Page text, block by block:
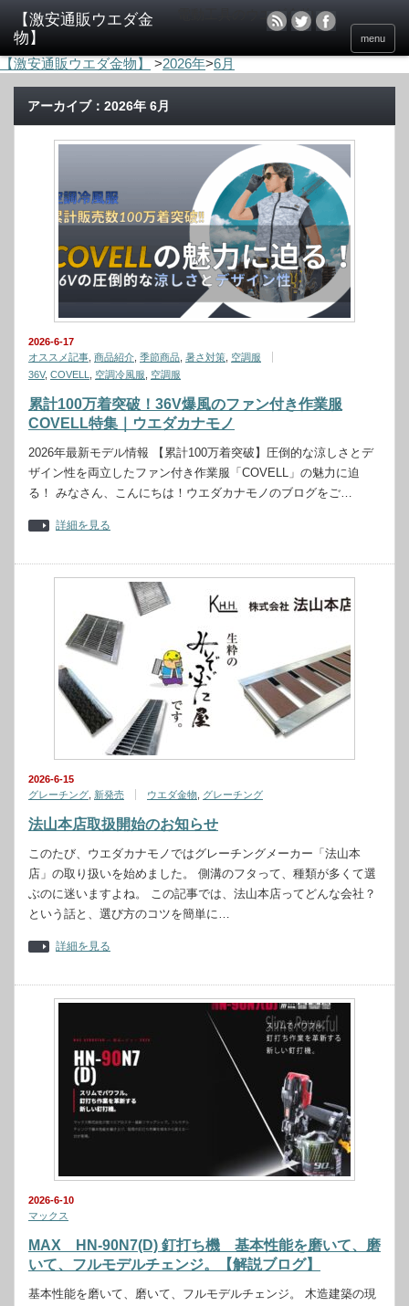
電動工具のウエダ金物
menu
【激安通販ウエダ金物】 >2026年>6月
アーカイブ：2026年 6月
2026-6-17
オススメ記事 商品紹介 季節商品 暑さ対策 空調服
36V, COVELL 空調冷風服 空調服
累計100万着突破！36V爆風のファン付き作業服
COVELL特集｜ウエダカナモノ
2026年最新モデル情報 【累計100万着突破】圧倒的な涼しさとデ
ザイン性を両立したファン付き作業服「COVELL」の魅力に迫
る！ みなさん、こんにちは！ウエダカナモノのブログをご…
詳細を見る
2026-6-15
グレーチング 新発売 ウエダ金物 グレーチング
法山本店取扱開始のお知らせ
このたび、ウエダカナモノではグレーチングメーカー「法山本
店」の取り扱いを始めました。 側溝のフタって、種類が多くて選
ぶのに迷いますよね。 この記事では、法山本店ってどんな会社？
という話と、選び方のコツを簡単に…
詳細を見る
2026-6-10
マックス
MAX HN-90N7(D) 釘打ち機 基本性能を磨いて、磨
いて、フルモデルチェンジ。【解説ブログ】
基本性能を磨いて、磨いて、フルモデルチェンジ。 木造建築の現